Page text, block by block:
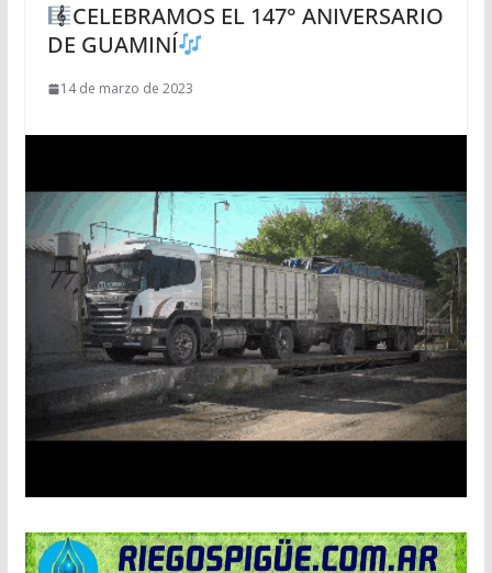
CELEBRAMOS EL 147° ANIVERSARIO
DE GUAMINÍ
14 de marzo de 2023